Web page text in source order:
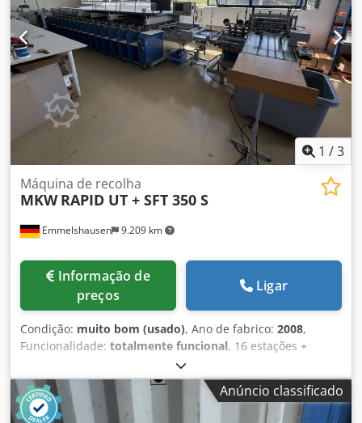
1 /3
Emmelshausen 9.209 km
Máquina de recolha
MKW RAPID UT + SFT 350 S
preços
Ligar
Condição: muito bom (usado), Ano de fabrico: 2008,
Funcionalidade: totalmente funcional, 16 estações +
sistema manual Codpfx Abszrxfgo Horf Alimentador de
pilhas SFT 350 S (grampeamento/dobragem/corte) 4
cabeças de grampeamento Aprox. 11,9 milhões de
grampeamentos
Anúncio classificado